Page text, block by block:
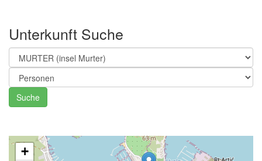
Unterkunft Suche
Suche
+